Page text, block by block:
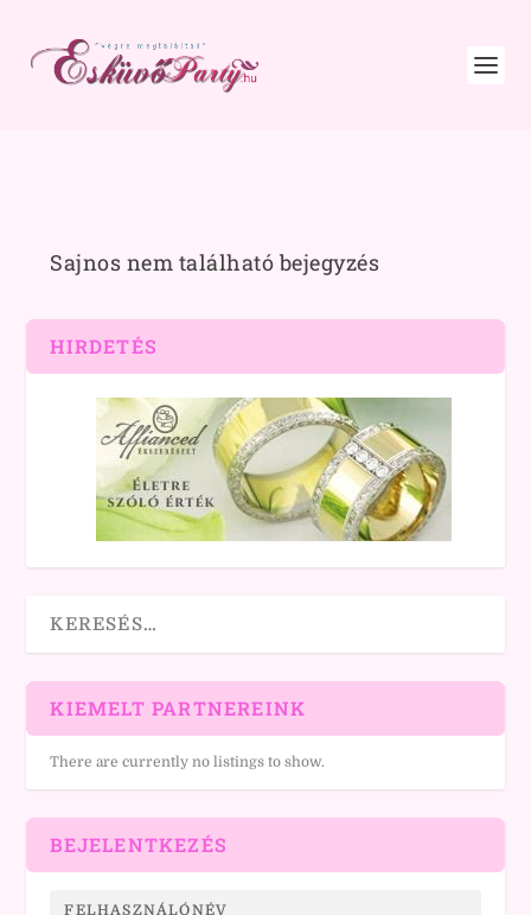
Sajnos nem található bejegyzés
HIRDETÉS
KIEMELT PARTNEREINK
There are currently no listings to show.
BEJELENTKEZÉS